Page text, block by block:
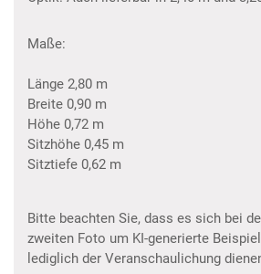
Maße:
Länge 2,80 m
Breite 0,90 m
Höhe 0,72 m
Sitzhöhe 0,45 m
Sitztiefe 0,62 m
Bitte beachten Sie, dass es sich bei
zweiten Foto um KI-generierte
lediglich der Veranschaulichung